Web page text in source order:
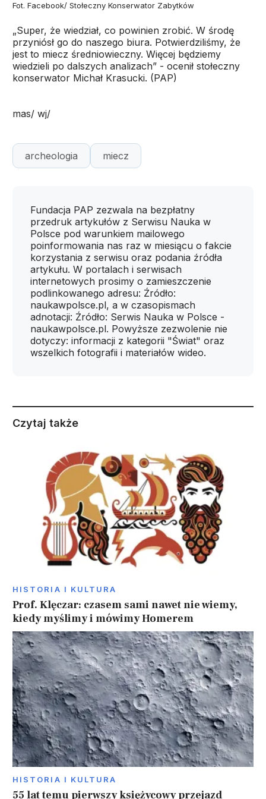
Fot. Facebook/ Stołeczny Konserwator Zabytków
„Super, że wiedział, co powinien zrobić. W środę
przyniósł go do naszego biura. Potwierdziliśmy, że
jest to miecz średniowieczny. Więcej będziemy
wiedzieli po dalszych analizach” - ocenił stołeczny
konserwator Michał Krasucki. (PAP)
mas/ wj/
archeologia miecz
Fundacja PAP zezwala na bezpłatny
przedruk artykułów z Serwisu Nauka w
Polsce pod warunkiem mailowego
poinformowania nas raz w miesiącu o fakcie
korzystania z serwisu oraz podania źródła
artykułu. W portalach i serwisach
internetowych prosimy o zamieszczenie
podlinkowanego adresu: Źródło:
naukawpolsce.pl, a w czasopismach
adnotacji: Źródło: Serwis Nauka w Polsce -
naukawpolsce.pl. Powyższe zezwolenie nie
dotyczy: informacji z kategorii "Świat" oraz
wszelkich fotografii i materiałów wideo.
Czytaj także
HISTORIA I KULTURA
Prof. Klęczar: czasem sami nawet nie wiemy,
kiedy myślimy i mówimy Homerem
HISTORIA I KULTURA
55 lat temu pierwszy księżycowy przejazd